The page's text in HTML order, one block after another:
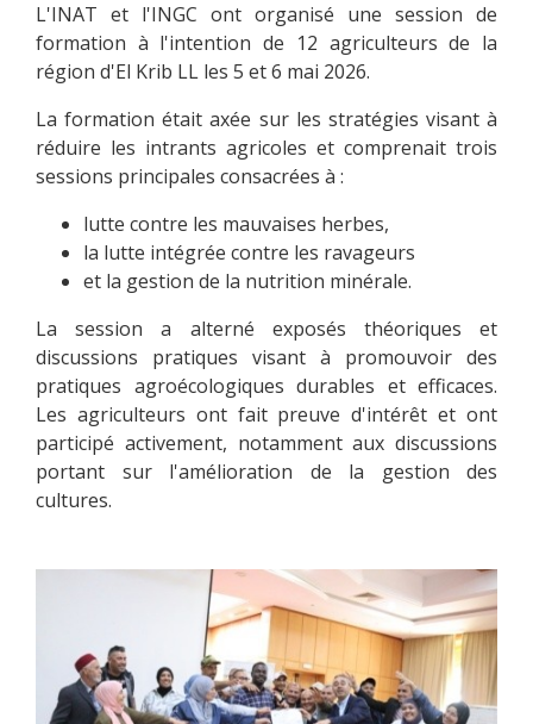
L'INAT et l'INGC ont organisé une session de
formation à l'intention de 12 agriculteurs de la
région d'El Krib LL les 5 et 6 mai 2026.
La formation était axée sur les stratégies visant à
réduire les intrants agricoles et comprenait trois
sessions principales consacrées à :
lutte contre les mauvaises herbes,
la lutte intégrée contre les ravageurs
et la gestion de la nutrition minérale.
La session a alterné exposés théoriques et
discussions pratiques visant à promouvoir des
pratiques agroécologiques durables et efficaces.
Les agriculteurs ont fait preuve d'intérêt et ont
participé activement, notamment aux discussions
portant sur l'amélioration de la gestion des
cultures.